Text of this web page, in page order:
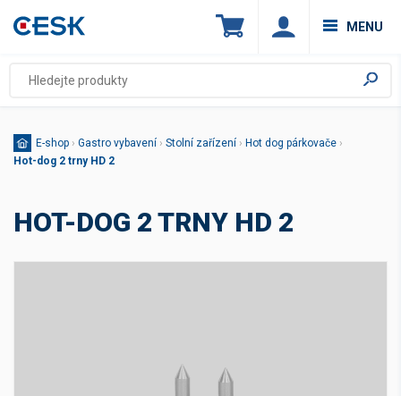
MENU
E-shop › Gastro vybavení › Stolní zařízení › Hot dog párkovače ›
Hot-dog 2 trny HD 2
HOT-DOG 2 TRNY HD 2